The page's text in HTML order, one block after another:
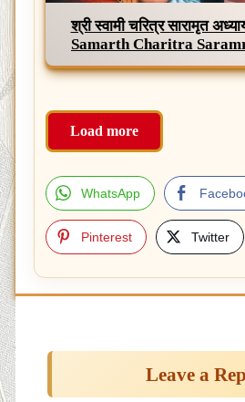
श्री स्वामी चरित्र सारामृत
Samarth Charitra
Load more
WhatsApp
Pinterest Twitter
Leave a